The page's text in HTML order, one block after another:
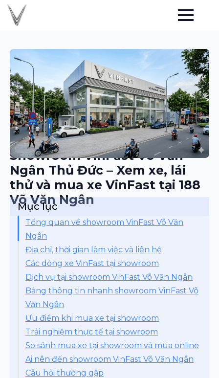
Showroom VinFast Võ Văn
Ngân Thủ Đức – Xem xe, lái
thử và mua xe VinFast tại 188
Võ Văn Ngân
Mục lục
Tổng quan về showroom VinFast Võ Văn
Ngân
Địa chỉ, thời gian làm việc và liên hệ
Các dòng xe VinFast tại showroom
Dịch vụ tại showroom VinFast Võ Văn Ngân
Bảng thông tin nhanh showroom VinFast Võ
Văn Ngân
Ưu điểm khi mua xe tại showroom
Trải nghiệm thực tế tại showroom
So sánh mua xe tại showroom và mua online
Ai nên đến showroom VinFast Võ Văn Ngân
Câu hỏi thường gặp